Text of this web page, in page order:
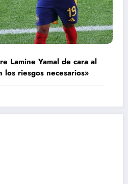
Lamine Yamal de cara al
los riesgos necesarios»